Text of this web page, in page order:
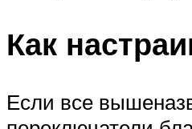
Как
Если все